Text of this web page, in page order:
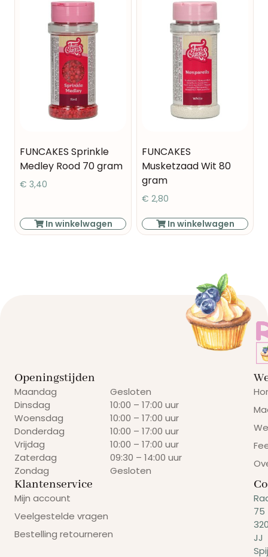
FUNCAKES Sprinkle
Medley Rood 70 gram
€ 3,40
In winkelwagen
FUNCAKES
Musketzaad Wit 80
gram
€ 2,80
In winkelwagen
Openingstijden
Maandag
Dinsdag
Woensdag
Donderdag
Vrijdag
Zaterdag
Zondag
Gesloten
10:00 – 17:00 uur
10:00 – 17:00 uur
10:00 – 17:00 uur
10:00 – 17:00 uur
09:30 – 14:00 uur
Gesloten
Klantenservice
Mijn account
Veelgestelde vragen
Bestelling retourneren
75
JJ